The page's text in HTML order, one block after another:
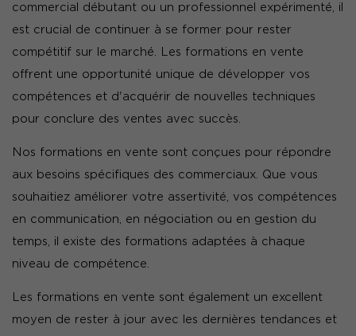
commercial débutant ou un professionnel expérimenté, il
est crucial de continuer à se former pour rester
compétitif sur le marché. Les formations en vente
offrent une opportunité unique de développer vos
compétences et d'acquérir de nouvelles techniques
pour conclure des ventes avec succès.
Nos formations en vente sont conçues pour répondre
aux besoins spécifiques des commerciaux. Que vous
souhaitiez améliorer votre assertivité, vos compétences
en communication, en négociation ou en gestion du
temps, il existe des formations adaptées à chaque
niveau de compétence.
Les formations en vente sont également un excellent
moyen de rester à jour avec les dernières tendances et